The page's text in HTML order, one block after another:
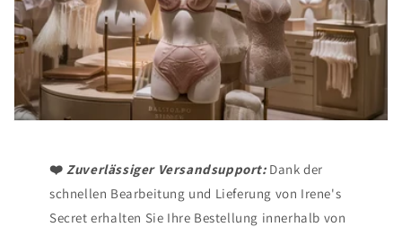
❤️ Zuverlässiger Versandsupport: Dank der
schnellen Bearbeitung und Lieferung von Irene's
Secret erhalten Sie Ihre Bestellung innerhalb von